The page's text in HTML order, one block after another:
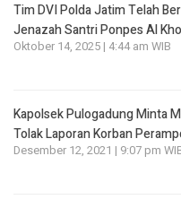
Tim DVI Polda Jatim Telah
Jenazah Santri Ponpes Al
Oktober 14, 2025 | 4:44 am WIB
Kapolsek Pulogadung Minta
Tolak Laporan Korban
Desember 12, 2021 | 9:07 pm